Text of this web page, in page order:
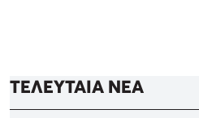
ΤΕΛΕΥΤΑΙΑ ΝΕΑ